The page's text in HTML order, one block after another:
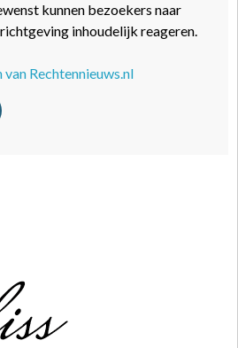
kunnen bezoekers naar
inhoudelijk reageren.
Rechtennieuws.nl